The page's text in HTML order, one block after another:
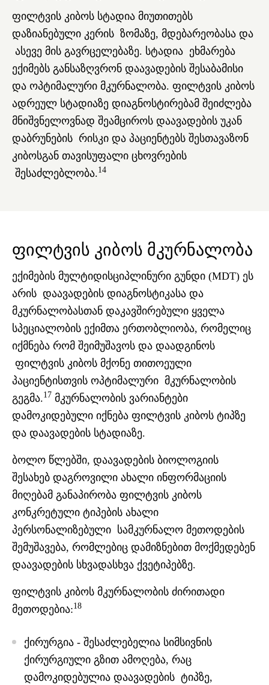
ფილტვის კიბოს სტადია მიუთითებს
დაზიანებული კერის ზომაზე, მდებარეობასა და
ასევე მის გავრცელებაზე. სტადია ეხმარება
ექიმებს განსაზღვრონ დაავადების შესაბამისი
და ოპტიმალური მკურნალობა. ფილტვის კიბოს
ადრეულ სტადიაზე დიაგნოსტირებამ შეიძლება
მნიშვნელოვნად შეამციროს დაავადების უკან
დაბრუნების რისკი და პაციენტებს შესთავაზონ
კიბოსგან თავისუფალი ცხოვრების
შესაძლებლობა.14
ფილტვის კიბოს მკურნალობა
ექიმების მულტიდისციპლინური გუნდი (MDT) ეს
არის დაავადების დიაგნოსტიკასა და
მკურნალობასთან დაკავშირებული ყველა
სპეციალობის ექიმთა ერთობლიობა, რომელიც
იქმნება რომ შეიმუშავოს და დაადგინოს
ფილტვის კიბოს მქონე თითოეული
პაციენტისთვის ოპტიმალური მკურნალობის
გეგმა.17 მკურნალობის ვარიანტები
დამოკიდებული იქნება ფილტვის კიბოს ტიპზე
და დაავადების სტადიაზე.
ბოლო წლებში, დაავადების ბიოლოგიის
შესახებ დაგროვილი ახალი ინფორმაციის
მიღებამ განაპირობა ფილტვის კიბოს
კონკრეტული ტიპების ახალი
პერსონალიზებული სამკურნალო მეთოდების
შემუშავება, რომლებიც დამიზნებით მოქმედებენ
დაავადების სხვადასხვა ქვეტიპებზე.
ფილტვის კიბოს მკურნალობის ძირითადი
მეთოდებია:18
ქირურგია - შესაძლებელია სიმსივნის
ქირურგიული გზით ამოღება, რაც
დამოკიდებულია დაავადების ტიპზე,